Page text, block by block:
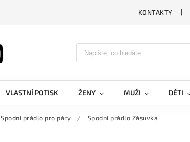
KONTAKTY
VLASTNÍ POTISK ŽENY MUŽI DĚTI
Spodní prádlo pro páry / Spodní prádlo Zásuvka